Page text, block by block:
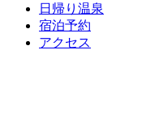
日帰り温泉
宿泊予約
アクセス